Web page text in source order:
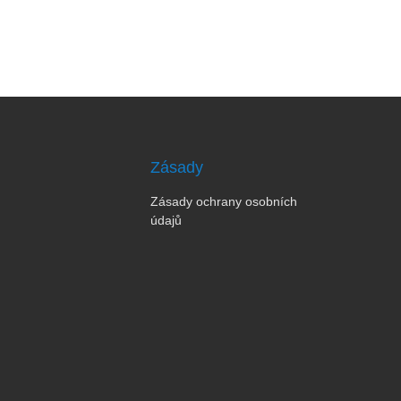
Zásady
Zásady ochrany osobních
údajů